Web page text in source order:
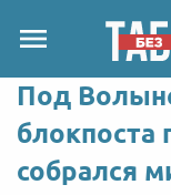
Под
собрался